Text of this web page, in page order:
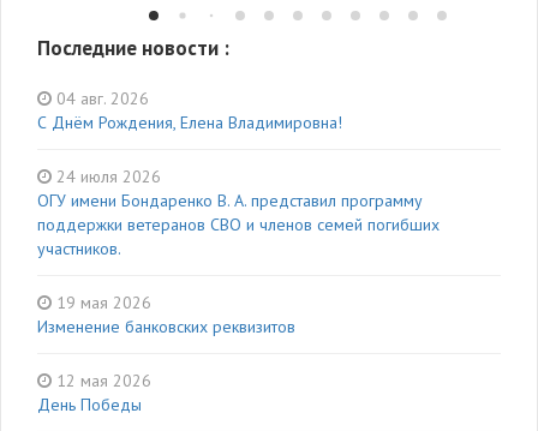
Последние новости :
04 авг. 2026
С Днём Рождения, Елена Владимировна!
24 июля 2026
ОГУ имени Бондаренко В. А. представил программу
поддержки ветеранов СВО и членов семей погибших
участников.
19 мая 2026
Изменение банковских реквизитов
12 мая 2026
День Победы